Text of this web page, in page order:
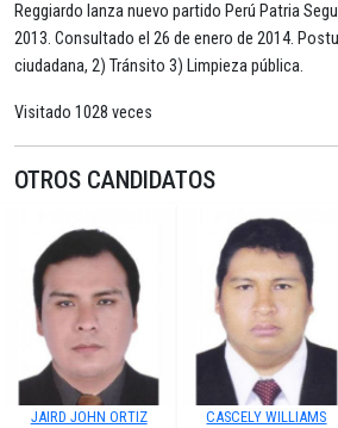
Reggiardo lanza nuevo partido Perú Patria
2013. Consultado el 26 de enero de 2014.
ciudadana, 2) Tránsito 3) Limpieza pública.
Visitado 1028 veces
OTROS CANDIDATOS
JAIRD JOHN ORTIZ
CASCELY WILLIAMS